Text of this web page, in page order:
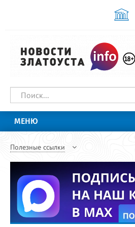
МЕНЮ
Полезные ссылки